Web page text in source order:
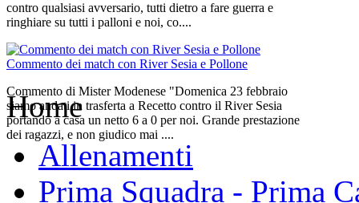
contro qualsiasi avversario, tutti dietro a fare guerra e
ringhiare su tutti i palloni e noi, co....
Commento dei match con River Sesia e Pollone
Commento di Mister Modenese "Domenica 23 febbraio
siamo andati in trasferta a Recetto contro il River Sesia
portando a casa un netto 6 a 0 per noi. Grande prestazione
dei ragazzi, e non giudico mai ....
Home
Allenamenti
Prima Squadra - Prima